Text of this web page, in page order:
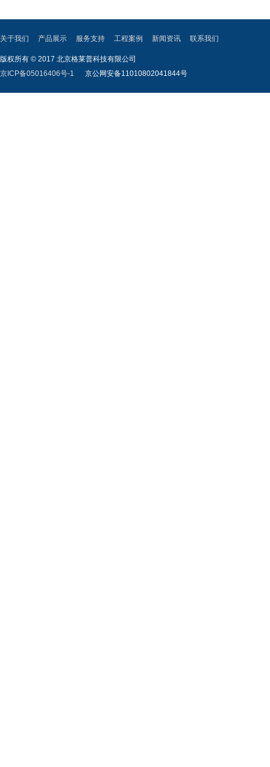
关于我们 产品展示 服务支持 工程案例 新闻资讯 联系我们
版权所有 © 2017 北京格莱普科技有限公司
京ICP备05016406号-1
京公网安备11010802041844号